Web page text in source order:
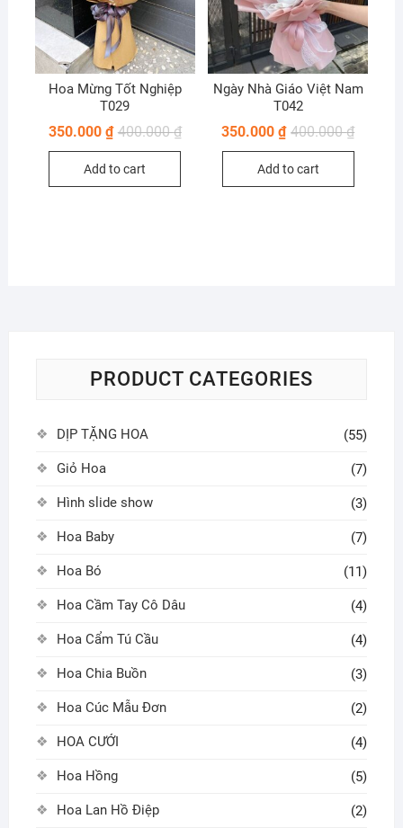
Hoa Mừng Tốt Nghiệp
T029
400.000₫
350.000 ₫
Add to cart
Ngày Nhà Giáo Việt Nam
T042
400.000₫
350.000₫
Add to cart
PRODUCT CATEGORIES
DỊP TẶNG HOA (55)
Giỏ Hoa (7)
Hình slide show (3)
Hoa Baby (7)
Hoa Bó (11)
Hoa Cầm Tay Cô Dâu (4)
Hoa Cẩm Tú Cầu (4)
Hoa Chia Buồn (3)
Hoa Cúc Mẫu Đơn (2)
HOA CƯỚI (4)
Hoa Hồng (5)
Hoa Lan Hồ Điệp (2)